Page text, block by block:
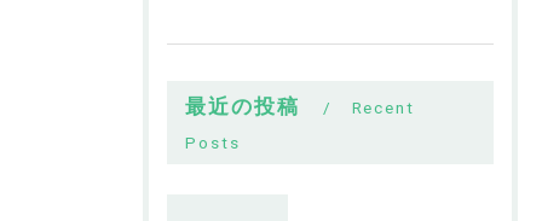
最近の投稿
Recent
Posts